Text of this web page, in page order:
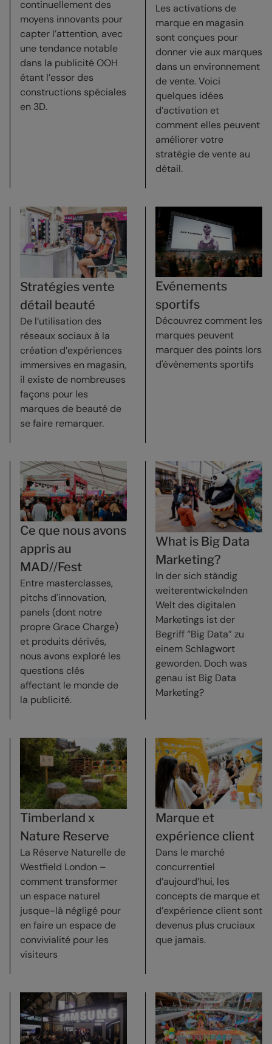
continuellement des
moyens innovants pour
capter l’attention, avec
une tendance notable
dans la publicité OOH
étant l’essor des
constructions spéciales
en 3D.
Les activations de
marque en magasin
sont conçues pour
donner vie aux marques
dans un environnement
de vente. Voici
quelques idées
d’activation et
comment elles peuvent
améliorer votre
stratégie de vente au
détail.
Stratégies vente
détail beauté
De l’utilisation des
réseaux sociaux à la
création d’expériences
immersives en magasin,
il existe de nombreuses
façons pour les
marques de beauté de
se faire remarquer.
Evénements
sportifs
Découvrez comment les
marques peuvent
marquer des points lors
d'évènements sportifs
Ce que nous avons
appris au
MAD//Fest
Entre masterclasses,
pitchs d'innovation,
panels (dont notre
propre Grace Charge)
et produits dérivés,
nous avons exploré les
questions clés
affectant le monde de
la publicité.
What is Big Data
Marketing?
In der sich ständig
weiterentwickelnden
Welt des digitalen
Marketings ist der
Begriff “Big Data” zu
einem Schlagwort
geworden. Doch was
genau ist Big Data
Marketing?
Timberland x
Nature Reserve
La Réserve Naturelle de
Westfield London –
comment transformer
un espace naturel
jusque-là négligé pour
en faire un espace de
convivialité pour les
visiteurs
Marque et
expérience client
Dans le marché
concurrentiel
d’aujourd’hui, les
concepts de marque et
d’expérience client sont
devenus plus cruciaux
que jamais.